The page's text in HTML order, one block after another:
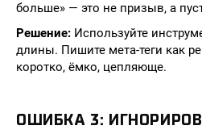
больше» — это не призыв, а
Решение: Используйте
длины. Пишите мета-теги как
коротко, ёмко, цепляюще.
ОШИБКА 3: